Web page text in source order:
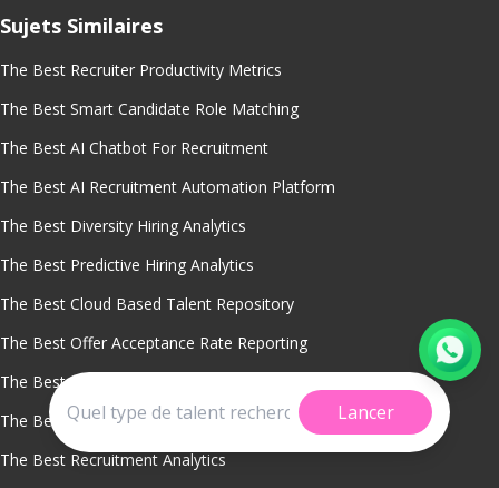
Lancer
Sujets Similaires
The Best Recruiter Productivity Metrics
The Best Smart Candidate Role Matching
The Best AI Chatbot For Recruitment
The Best AI Recruitment Automation Platform
The Best Diversity Hiring Analytics
The Best Predictive Hiring Analytics
The Best Cloud Based Talent Repository
The Best Offer Acceptance Rate Reporting
The Best Time To Fill Metrics Software
The Best Sourcing Channel Performance Tracking
The Best Recruitment Analytics